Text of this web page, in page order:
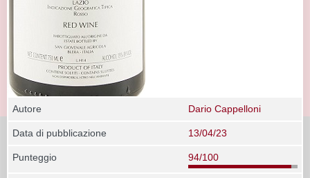
Autore Dario Cappelloni
Data di pubblicazione 13/04/23
Punteggio 94/100